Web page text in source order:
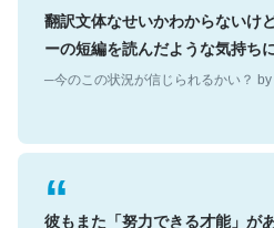
翻訳文体なせいかわからないけ
ーの短編を読んだような気持ち
彼もまた「努力できる才能」が